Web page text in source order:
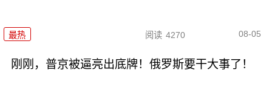
最热 阅读 4270 08-05
刚刚，普京被逼亮出底牌！俄罗斯要干大事了！